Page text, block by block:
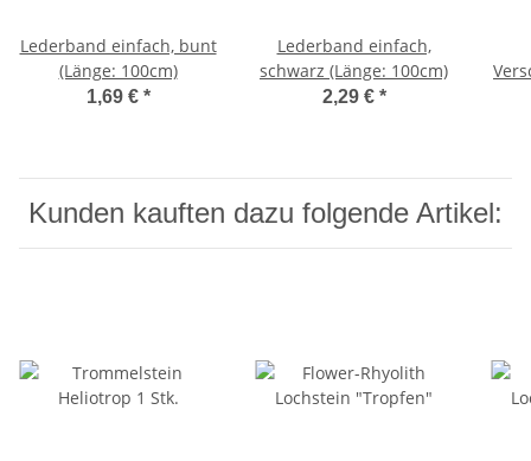
Lederband einfach, bunt
(Länge: 100cm)
1,69 € *
Lederband einfach,
schwarz (Länge: 100cm)
2,29 € *
Kunden kauften dazu folgende Artikel: